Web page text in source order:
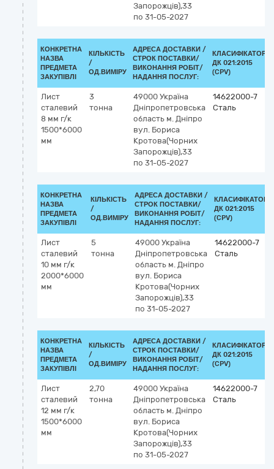
Запорожців),33
по 31-05-2027
КОНКРЕТНА
НАЗВА
ПРЕДМЕТА
ЗАКУПІВЛІ
КІЛЬКІСТЬ
/
ОД.ВИМІРУ
АДРЕСА ДОСТАВКИ /
СТРОК ПОСТАВКИ/
ВИКОНАННЯ РОБІТ/
НАДАННЯ ПОСЛУГ:
КЛАСИФІКАТОР
ДК 021:2015
(CPV)
Лист
сталевий
8 мм г/к
1500*6000
мм
3
тонна
49000 Україна
Дніпропетровська
область м. Дніпро
вул. Бориса
Кротова(Чорних
Запорожців),33
по 31-05-2027
14622000-7
Сталь
КОНКРЕТНА
НАЗВА
ПРЕДМЕТА
ЗАКУПІВЛІ
КІЛЬКІСТЬ
/
ОД.ВИМІРУ
АДРЕСА ДОСТАВКИ /
СТРОК ПОСТАВКИ/
ВИКОНАННЯ РОБІТ/
НАДАННЯ ПОСЛУГ:
КЛАСИФІКАТОР
ДК 021:2015
(CPV)
Лист
сталевий
10 мм г/к
2000*6000
мм
5
тонна
49000 Україна
Дніпропетровська
область м. Дніпро
вул. Бориса
Кротова(Чорних
Запорожців),33
по 31-05-2027
14622000-7
Сталь
КОНКРЕТНА
НАЗВА
ПРЕДМЕТА
ЗАКУПІВЛІ
КІЛЬКІСТЬ
/
ОД.ВИМІРУ
АДРЕСА ДОСТАВКИ /
СТРОК ПОСТАВКИ/
ВИКОНАННЯ РОБІТ/
НАДАННЯ ПОСЛУГ:
КЛАСИФІКАТОР
ДК 021:2015
(CPV)
Лист
сталевий
12 мм г/к
1500*6000
мм
2,70
тонна
49000 Україна
Дніпропетровська
область м. Дніпро
вул. Бориса
Кротова(Чорних
Запорожців),33
по 31-05-2027
14622000-7
Сталь